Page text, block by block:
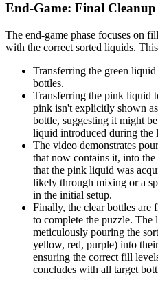
End-Game: Final
The end-game phase focuses on
with the correct sorted liquids.
Transferring the green
bottles.
Transferring the pink liquid
pink isn't explicitly shown
bottle, suggesting it might
liquid introduced during the
The video demonstrates
that now contains it, into
that the pink liquid was
likely through mixing or a
in the initial setup.
Finally, the clear bottles are
to complete the puzzle. The
meticulously pouring the
yellow, red, purple) into
ensuring the correct fill
concludes with all target